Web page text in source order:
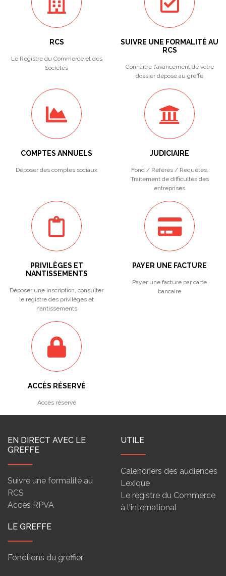
RCS
Le Registre du Commerce et des
Sociétés
SUIVRE UNE FORMALITÉ AU
RCS
Connaître l'avancement de votre
dossier déposé au greffe
COMPTES ANNUELS
Déposer des comptes sociaux
JUDICIAIRE
Fond / Référés / Requêtes.
Traitement de difficultés des
entreprises
PRIVILÈGES ET
NANTISSEMENTS
Déposer une inscription, consulter
le registre des privilèges et
nantissements
PAYER UNE FACTURE
Payer une facture par carte
bancaire
ACCÈS RÉSERVÉ
Accès réservé
EN DIRECT AVEC LE
GREFFE
Suivre une formalité au
RCS
Accès RPVA
UTILE
Calendriers des audiences
Lexique
Le registre du Commerce
à l'international
LE GREFFE
Fonctions du greffier